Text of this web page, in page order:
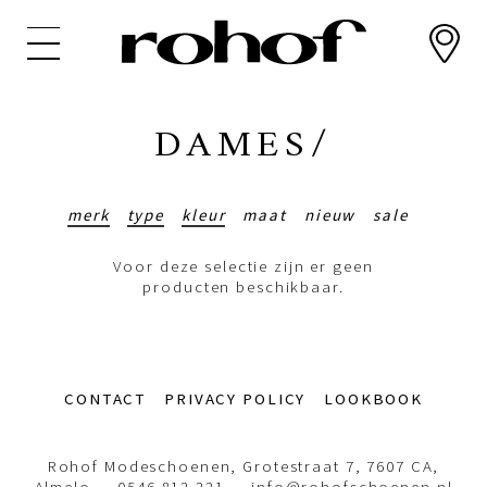
DAMES/
merk type kleur maat nieuw sale
Voor deze selectie zijn er geen
producten beschikbaar.
Footer-CONTACT PRIVACY POLICY LOOKBOOK
Rohof Modeschoenen, Grotestraat 7, 7607 CA,